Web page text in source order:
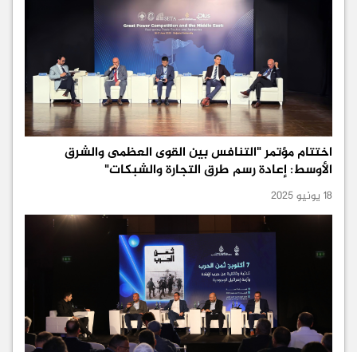
اختتام مؤتمر "التنافس بين القوى العظمى والشرق
الأوسط: إعادة رسم طرق التجارة والشبكات"
18 يونيو 2025